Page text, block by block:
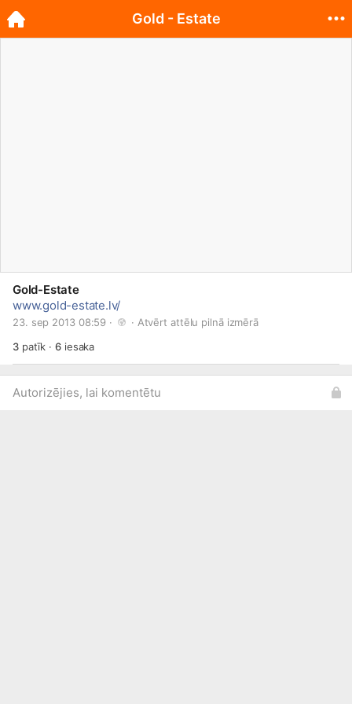
Gold-Estate
www.gold-estate.lv/
23. sep 2013 08:59 · · Atvērt attēlu pilnā izmērā
3patīk ·6iesaka
Autorizējies, lai komentētu
Gold - Estate